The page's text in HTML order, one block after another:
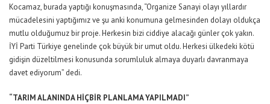
Kocamaz, burada yaptığı konuşmasında, “Organize Sanayi olayı yıllardır
mücadelesini yaptığımız ve şu anki konumuna gelmesinden dolayı oldukça
mutlu olduğumuz bir proje. Herkesin bizi ciddiye alacağı günler çok yakın.
İYİ Parti Türkiye genelinde çok büyük bir umut oldu. Herkesi ülkedeki kötü
gidişin düzeltilmesi konusunda sorumluluk almaya duyarlı davranmaya
davet ediyorum” dedi.
“TARIM ALANINDA HİÇBİR PLANLAMA YAPILMADI”